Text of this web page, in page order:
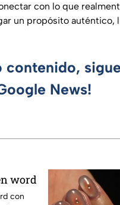
con lo que
un propósito auténtico,
contenido,
News!
word
con